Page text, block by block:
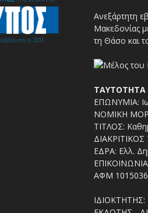
Ανεξάρτητη
Μακεδονίας
τη Θάσο και
ΤΑΥΤΟΤΗΤΑ
ΕΠΩΝΥΜΙΑ:
ΝΟΜΙΚΗ
ΤΙΤΛΟΣ:
ΕΔΡΑ: Ελλ.
ΑΦΜ
ΙΔΙΟΚΤΗΤΗΣ: